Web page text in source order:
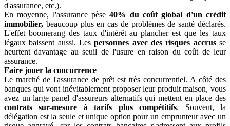
d'assurance, etc.).
En moyenne, l'assurance pèse40% du coût global d'un crédit
immobilier, beaucoup plus en cas de problèmes de santé déclarés.
L'effet boomerang des taux d'intérêt au plancher est que les taux
légaux baissent aussi. Lespersonnes avec des risques accrusse
heurtent davantage au seuil de l'usure en raison du coût de leur
assurance.
Faire jouer la concurrence
Le marché de l'assurance de prêt est très concurrentiel. A côté des
banques qui vont inévitablement proposer leur produit maison, vous
avez un large panel d'assureurs alternatifs qui mettent en place des
contrats sur-mesure à tarifs plus compétitifs. Souvent, la
délégation est la seule et unique option pour un emprunteur avec un